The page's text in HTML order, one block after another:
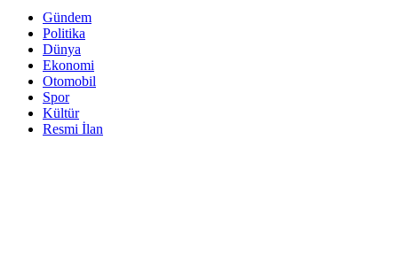
Gündem
Politika
Dünya
Ekonomi
Otomobil
Spor
Kültür
Resmi İlan